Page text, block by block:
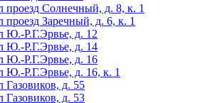
проезд Солнечный, д. 8, к. 1
проезд Заречный, д. 6, к. 1
Ю.-Р.Г.Эрвье, д. 12
Ю.-Р.Г.Эрвье, д. 14
Ю.-Р.Г.Эрвье, д. 16
Ю.-Р.Г.Эрвье, д. 16, к. 1
Газовиков, д. 55
Газовиков, д. 53